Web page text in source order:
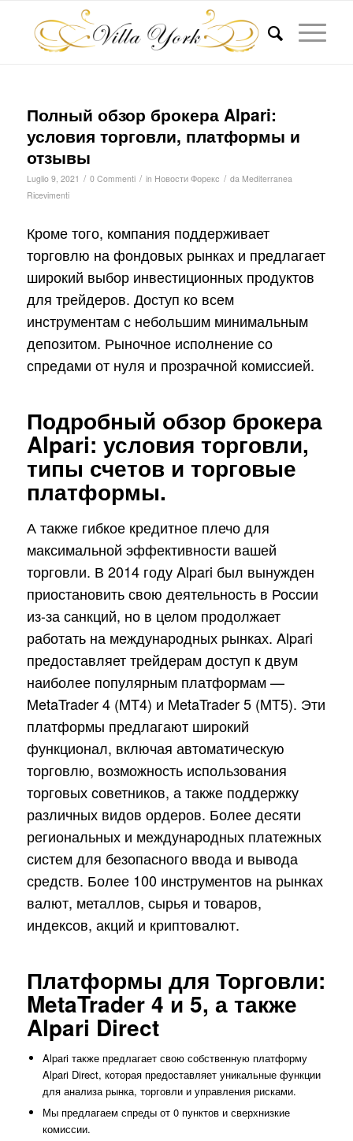
Полный обзор брокера Alpari:
условия торговли, платформы и
отзывы
Luglio 9, 2021 / 0 Commenti / in Новости Форекс / da Mediterranea
Ricevimenti
Кроме того, компания поддерживает
торговлю на фондовых рынках и предлагает
широкий выбор инвестиционных продуктов
для трейдеров. Доступ ко всем
инструментам с небольшим минимальным
депозитом. Рыночное исполнение со
спредами от нуля и прозрачной комиссией.
Подробный обзор брокера
Alpari: условия торговли,
типы счетов и торговые
платформы.
А также гибкое кредитное плечо для
максимальной эффективности вашей
торговли. В 2014 году Alpari был вынужден
приостановить свою деятельность в России
из-за санкций, но в целом продолжает
работать на международных рынках. Alpari
предоставляет трейдерам доступ к двум
наиболее популярным платформам —
MetaTrader 4 (MT4) и MetaTrader 5 (MT5). Эти
платформы предлагают широкий
функционал, включая автоматическую
торговлю, возможность использования
торговых советников, а также поддержку
различных видов ордеров. Более десяти
региональных и международных платежных
систем для безопасного ввода и вывода
средств. Более 100 инструментов на рынках
валют, металлов, сырья и товаров,
индексов, акций и криптовалют.
Платформы для Торговли:
MetaTrader 4 и 5, а также
Alpari Direct
Alpari также предлагает свою собственную платформу
Alpari Direct, которая предоставляет уникальные функции
для анализа рынка, торговли и управления рисками.
Мы предлагаем спреды от 0 пунктов и сверхнизкие
комиссии.